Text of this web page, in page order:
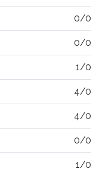
0/0
0/0
1/0
4/0
4/0
0/0
1/0